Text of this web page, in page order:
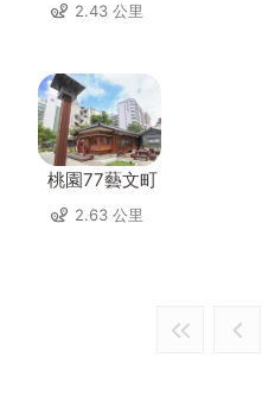
2.43 公里
桃園77藝文町
2.63 公里